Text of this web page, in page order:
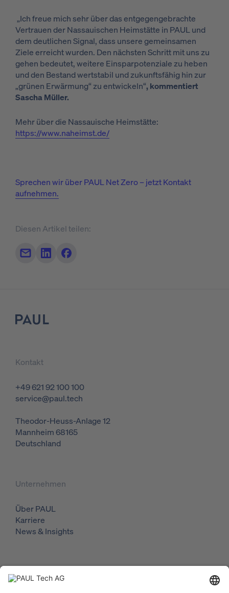
„Ich freue mich sehr über das entgegengebrachte
Vertrauen der Nassauischen Heimstätte in PAUL und
dem deutlichen Signal, dass unsere gemeinsamen
Ziele erreicht wurden. Den nächsten Schritt mit uns zu
gehen bedeutet, weitere Einsparpotenziale zu heben
und den Bestand wertstabil und zukunftsfähig hin zur
„grünen Erwärmung“ zu entwickeln“, kommentiert
Sascha Müller.
Mehr über die Nassauische Heimstätte:
https://www.naheimst.de/
Sprechen wir über PAUL Net Zero – jetzt Kontakt
aufnehmen.
Diesen Artikel teilen:
Teilen per Mail
Auf LinkedIn teilen
Auf Facebook teilen
Logo
Kontakt
+49 621 92 100 100
service@paul.tech
Theodor-Heuss-Anlage 12
Mannheim68165
Deutschland
Unternehmen
Über PAUL
Karriere
News & Insights